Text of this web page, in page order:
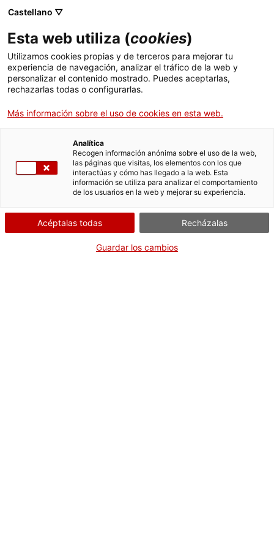
Menú
Buscador
Servicios de Internacionalización
Servicios de Innovación Servicios para Startups
ACCIÓ - Agencia para el crecimiento de las empresas
ACCIÓ - Agencia para el crecimiento de las empresas
Inicio
Ayudas y servicios
Países
Actividades
Contacto
Fotocopias de las cuentas anuales
de una asociación o federación
declaradas de utilidad pública
¿Qué necesitas hacer?
vinculadas al trámite. Selecciona la que se
corresponda con tu caso y podrás acceder a
toda la información y condiciones de
Castellano ▽
Esta web utiliza (cookies)
Utilizamos cookies propias y de terceros para mejorar tu
experiencia de navegación, analizar el tráfico de la web y
personalizar el contenido mostrado. Puedes aceptarlas,
rechazarlas todas o configurarlas.
Más información sobre el uso de cookies en esta web.
Analítica
Recogen información anónima sobre el uso de la web,
las páginas que visitas, los elementos con los que
interactúas y cómo has llegado a la web. Esta
información se utiliza para analizar el comportamiento
de los usuarios en la web y mejorar su experiencia.
Acéptalas todas Recházalas
Guardar los cambios